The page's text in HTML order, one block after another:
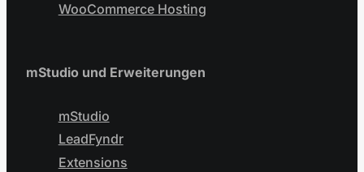
WooCommerce Hosting
mStudio und Erweiterungen
mStudio
LeadFyndr
Extensions